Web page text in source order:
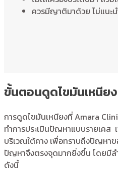
ควรมีญาติมาด้วย ไม่แนะน
ขั้นตอนดูดไขมันเหนียง
การดูดไขมันเหนียงที่ Amara
ทำการประเมินปัญหาแบบรายเคส
บริเวณใต้คาง เพื่อทราบถึงปัญหา
ปัญหาจึงตรงจุดมากยิ่งขึ้น โดยมี
ดังนี้